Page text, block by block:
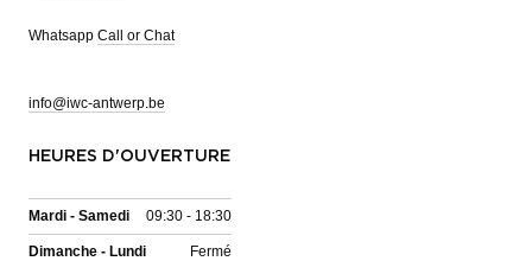
Whatsapp Call or Chat
info@iwc-antwerp.be
HEURES D'OUVERTURE
Mardi - Samedi 09:30 - 18:30
Dimanche - Lundi Fermé